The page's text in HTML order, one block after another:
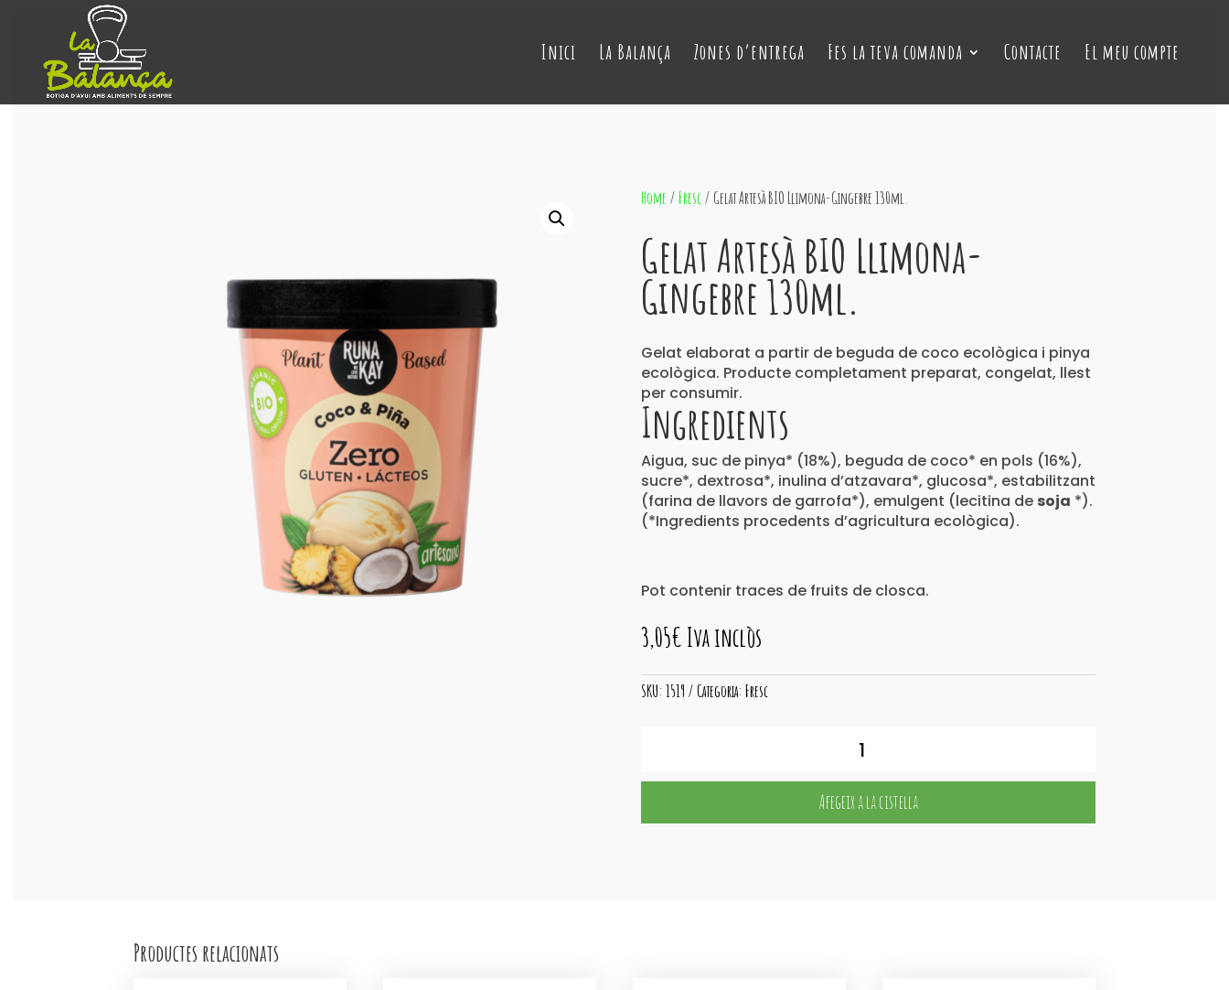
Inici La Balança Zones d’entrega Fes la teva comanda Contacte El meu compte
Home /Fresc/ Gelat Artesà BIO Llimona-Gingebre 130ml.
Gelat Artesà BIO Llimona-
Gingebre 130ml.
Gelat elaborat a partir de beguda de coco ecològica i pinya
ecològica. Producte completament preparat, congelat, llest
per consumir.
Ingredients
Aigua, suc de pinya* (18%), beguda de coco* en pols (16%),
sucre*, dextrosa*, inulina d’atzavara*, glucosa*, estabilitzant
(farina de llavors de garrofa*), emulgent (lecitina de soja *).
(*Ingredients procedents d’agricultura ecològica).
Pot contenir traces de fruits de closca.
3,05€ Iva inclòs
SKU:1519 Categoria:Fresc
Gelat
Afegeix a la cistella
Productes relacionats